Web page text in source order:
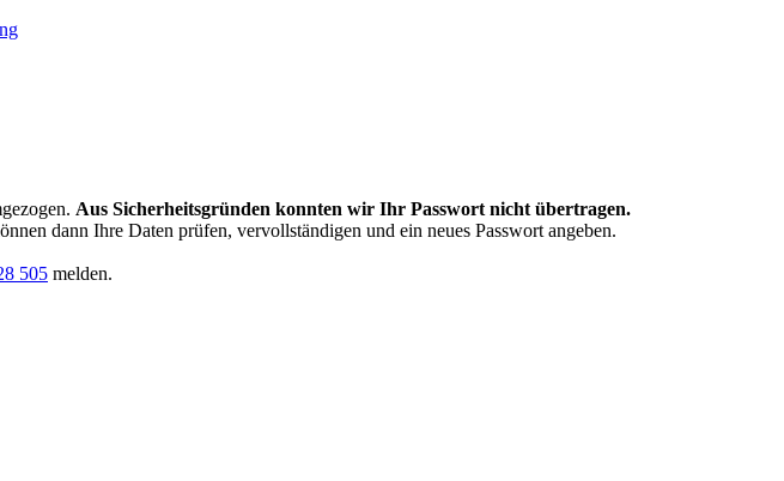
Aus Sicherheitsgründen konnten wir Ihr Passwort nicht übertragen.
dann Ihre Daten prüfen, vervollständigen und ein neues Passwort angeben.
505 melden.